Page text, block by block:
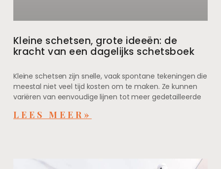
Kleine schetsen, grote ideeën: de
kracht van een dagelijks schetsboek
Kleine schetsen zijn snelle, vaak spontane tekeningen die
meestal niet veel tijd kosten om te maken. Ze kunnen
variëren van eenvoudige lijnen tot meer gedetailleerde
LEES MEER»